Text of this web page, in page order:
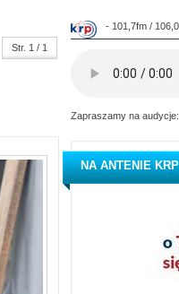
Str. 1 / 1
- 101,7fm /
Zapraszamy na audycje:
NA ANTENIE